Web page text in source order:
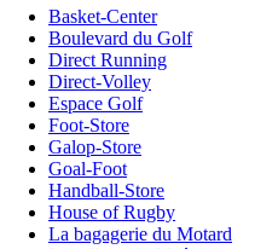
Basket-Center
Boulevard du Golf
Direct Running
Direct-Volley
Espace Golf
Foot-Store
Galop-Store
Goal-Foot
Handball-Store
House of Rugby
La bagagerie du Motard